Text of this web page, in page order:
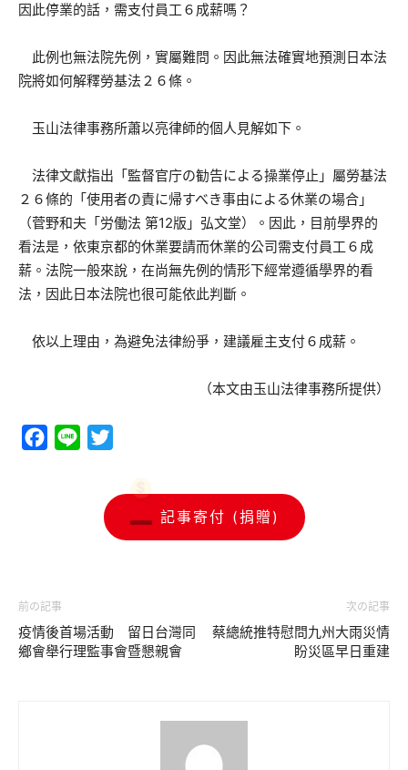
因此停業的話，需支付員工６成薪嗎？
此例也無法院先例，實屬難問。因此無法確實地預測日本法
院將如何解釋勞基法２６條。
玉山法律事務所蕭以亮律師的個人見解如下。
法律文獻指出「監督官庁の勧告による操業停止」屬勞基法
２６條的「使用者の責に帰すべき事由による休業の場合」
（菅野和夫「労働法 第12版」弘文堂）。因此，目前學界的
看法是，依東京都的休業要請而休業的公司需支付員工６成
薪。法院一般來說，在尚無先例的情形下經常遵循學界的看
法，因此日本法院也很可能依此判斷。
依以上理由，為避免法律紛爭，建議雇主支付６成薪。
（本文由玉山法律事務所提供）
Facebook
Line
記事寄付 (捐贈)
前の記事
疫情後首場活動 留日台灣同
鄉會舉行理監事會暨懇親會
次の記事
蔡總統推特慰問九州大雨災情
盼災區早日重建